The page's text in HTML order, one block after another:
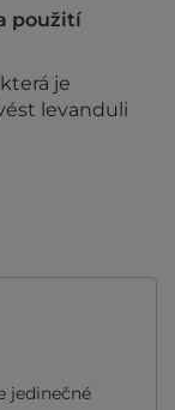
použití
je
levanduli
jedinečné